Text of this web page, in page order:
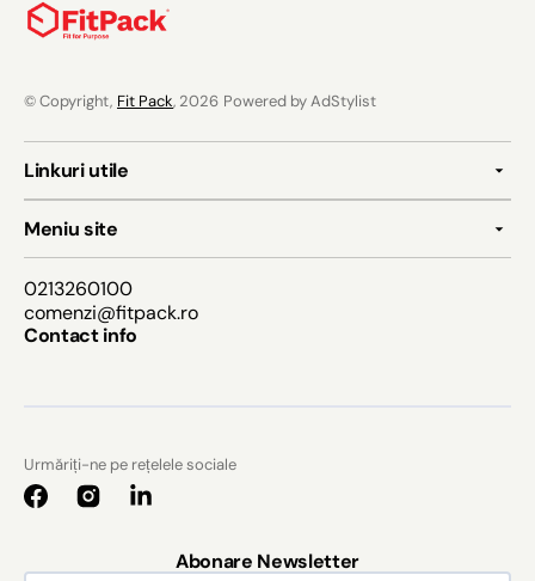
© Copyright, Fit Pack, 2026 Powered by AdStylist
Linkuri utile
Meniu site
0213260100
comenzi@fitpack.ro
Contact info
Urmăriți-ne pe rețelele sociale
FacebookInstagram
Abonare Newsletter